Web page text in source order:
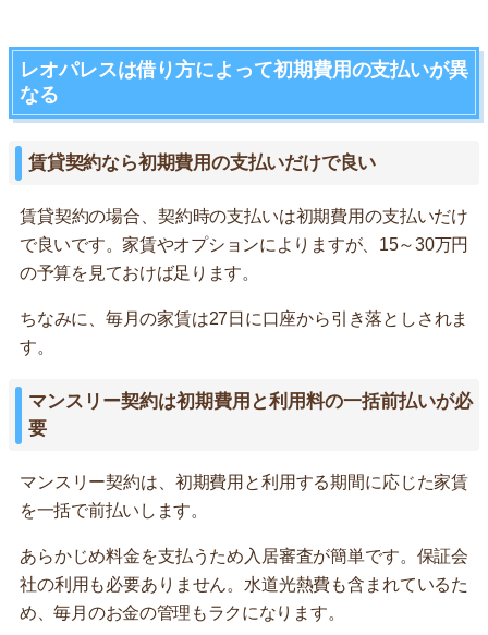
レオパレスは借り方によって初期費用の支払いが異
なる
賃貸契約なら初期費用の支払いだけで良い
賃貸契約の場合、契約時の支払いは初期費用の支払いだけ
で良いです。家賃やオプションによりますが、15～30万円
の予算を見ておけば足ります。
ちなみに、毎月の家賃は27日に口座から引き落としされま
す。
マンスリー契約は初期費用と利用料の一括前払いが必
要
マンスリー契約は、初期費用と利用する期間に応じた家賃
を一括で前払いします。
あらかじめ料金を支払うため入居審査が簡単です。保証会
社の利用も必要ありません。水道光熱費も含まれているた
め、毎月のお金の管理もラクになります。